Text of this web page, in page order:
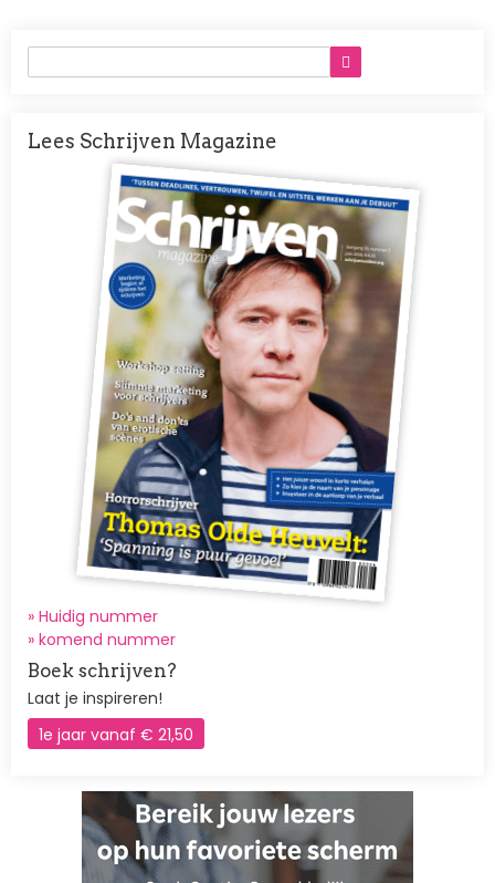
Lees Schrijven Magazine
Afbeelding
» Huidig nummer
» komend nummer
Boek schrijven?
Laat je inspireren!
1e jaar vanaf € 21,50